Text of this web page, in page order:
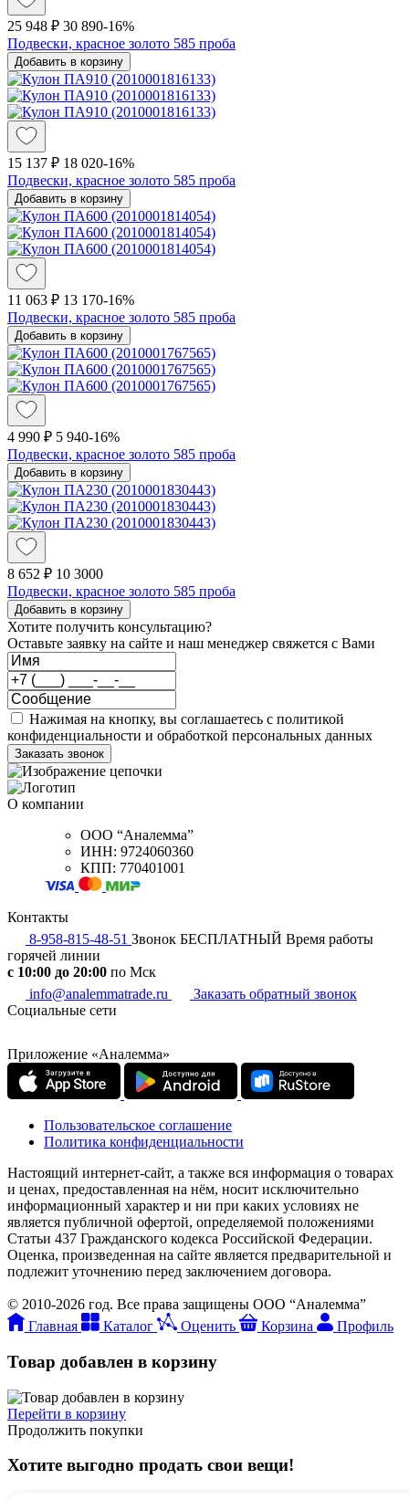
25 948 ₽ 30 890-16%
Подвески, красное золото 585 проба
Добавить в корзину
15 137 ₽ 18 020-16%
Подвески, красное золото 585 проба
Добавить в корзину
11 063 ₽ 13 170-16%
Подвески, красное золото 585 проба
Добавить в корзину
4 990 ₽ 5 940-16%
Подвески, красное золото 585 проба
Добавить в корзину
8 652 ₽ 10 3000
Подвески, красное золото 585 проба
Добавить в корзину
Хотите получить консультацию?
Оставьте заявку на сайте и наш менеджер свяжется с Вами
Нажимая на кнопку, вы соглашаетесь с политикой
конфиденциальности и обработкой персональных данных
О компании
ООО “Аналемма”
ИНН: 9724060360
КПП: 770401001
Контакты
8-958-815-48-51 Звонок БЕСПЛАТНЫЙ Время работы
горячей линии
c 10:00 до 20:00 по Мск
info@analemmatrade.ru
Заказать обратный звонок
Социальные сети
Приложение «Аналемма»
Пользовательское соглашение
Политика конфиденциальности
Настоящий интернет-сайт, а также вся информация о товарах
и ценах, предоставленная на нём, носит исключительно
информационный характер и ни при каких условиях не
является публичной офертой, определяемой положениями
Статьи 437 Гражданского кодекса Российской Федерации.
Оценка, произведенная на сайте является предварительной и
подлежит уточнению перед заключением договора.
© 2010-2026 год. Все права защищены ООО “Аналемма”
Главная
Каталог Оценить Корзина Профиль
Товар добавлен в корзину
Перейти в корзину
Продолжить покупки
Хотите выгодно продать свои вещи!